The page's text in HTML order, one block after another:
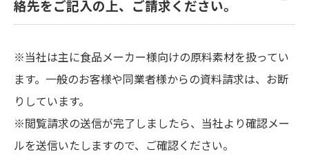
絡先をご記入の上、ご請求ください。
※当社は主に食品メーカー様向けの原料素材を扱ってい
ます。一般のお客様や同業者様からの資料請求は、お断
りしています。
※閲覧請求の送信が完了しましたら、当社より確認メー
ルを送信いたしますので、ご確認ください。